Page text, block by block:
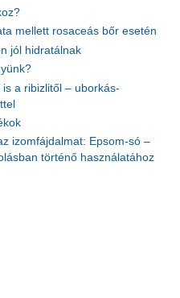
mellett rosaceás bőr esetén
jól hidratálnak
a ribizlitől – uborkás-
izomfájdalmat: Epsom-só –
történő használatához